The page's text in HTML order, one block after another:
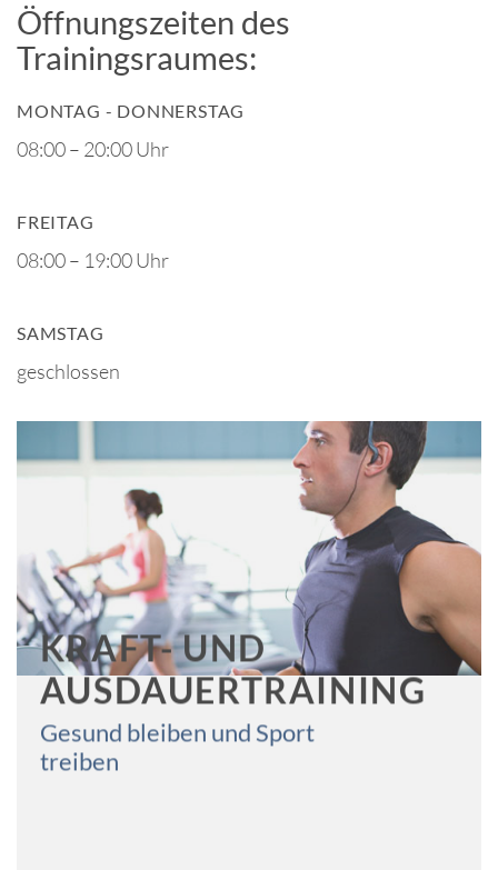
Öffnungszeiten des
Trainingsraumes:
MONTAG - DONNERSTAG
08:00 – 20:00 Uhr
FREITAG
08:00 – 19:00 Uhr
SAMSTAG
geschlossen
KRAFT- UND
AUSDAUERTRAINING
Gesund bleiben und Sport
treiben